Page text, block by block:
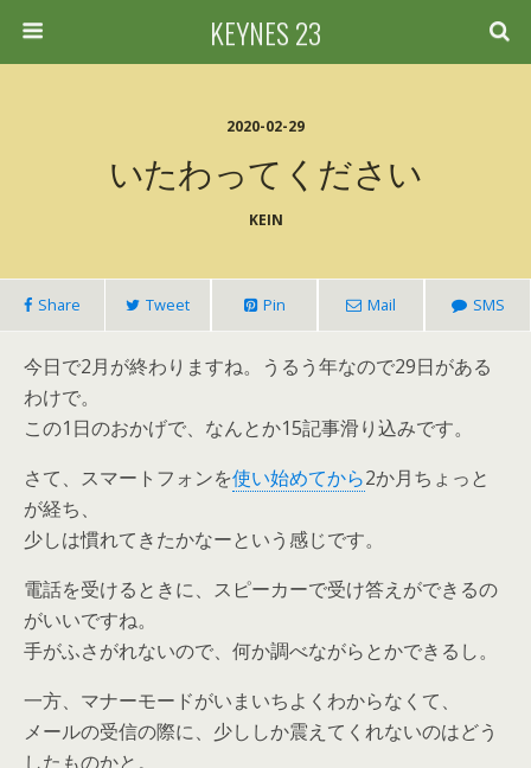
KEYNES 23
2020-02-29
いたわってください
KEIN
Share Tweet Pin Mail SMS
今日で2月が終わりますね。うるう年なので29日がある
わけで。
この1日のおかげで、なんとか15記事滑り込みです。
さて、スマートフォンを使い始めてから2か月ちょっと
が経ち、
少しは慣れてきたかなーという感じです。
電話を受けるときに、スピーカーで受け答えができるの
がいいですね。
手がふさがれないので、何か調べながらとかできるし。
一方、マナーモードがいまいちよくわからなくて、
メールの受信の際に、少ししか震えてくれないのはどう
したものかと。